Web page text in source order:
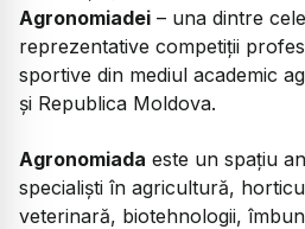
Agronomiadei – una dintre
reprezentative competiții
sportive din mediul academic
și Republica Moldova.
Agronomiada este un spațiu
specialiști în agricultură,
veterinară, biotehnologii,